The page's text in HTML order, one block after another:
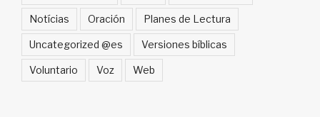
Notícias Oración Planes de Lectura
Uncategorized @es Versiones bíblicas
Voluntario Voz Web